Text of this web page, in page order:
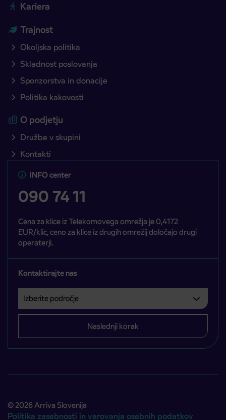
Kariera
Trajnost
Okoljska politika
Skladnost poslovanja
Sponzorstva in donacije
Politika kakovosti
O podjetju
Družbe v skupini
Kontakti
INFO center
090 74 11
Cena za klice iz Telekomovega omrežja je 0,4172
EUR/klic, ceno za klice iz drugih omrežij določajo drugi
operaterji.
Kontaktirajte nas
Izberite področje
Področje je obvezno izbrati.
Naslednji korak
© 2026 Arriva Slovenija
Politika zasebnosti in varovanja osebnih podatkov